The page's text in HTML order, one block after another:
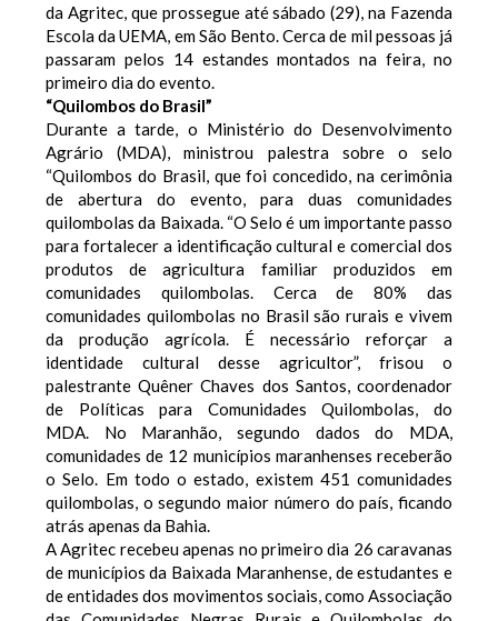
da Agritec, que prossegue até sábado (29), na Fazenda
Escola da UEMA, em São Bento. Cerca de mil pessoas já
passaram pelos 14 estandes montados na feira, no
primeiro dia do evento.
“Quilombos do Brasil”
Durante a tarde, o Ministério do Desenvolvimento
Agrário (MDA), ministrou palestra sobre o selo
“Quilombos do Brasil, que foi concedido, na cerimônia
de abertura do evento, para duas comunidades
quilombolas da Baixada. “O Selo é um importante passo
para fortalecer a identificação cultural e comercial dos
produtos de agricultura familiar produzidos em
comunidades quilombolas. Cerca de 80% das
comunidades quilombolas no Brasil são rurais e vivem
da produção agrícola. É necessário reforçar a
identidade cultural desse agricultor”, frisou o
palestrante Quêner Chaves dos Santos, coordenador
de Políticas para Comunidades Quilombolas, do
MDA. No Maranhão, segundo dados do MDA,
comunidades de 12 municípios maranhenses receberão
o Selo. Em todo o estado, existem 451 comunidades
quilombolas, o segundo maior número do país, ficando
atrás apenas da Bahia.
A Agritec recebeu apenas no primeiro dia 26 caravanas
de municípios da Baixada Maranhense, de estudantes e
de entidades dos movimentos sociais, como Associação